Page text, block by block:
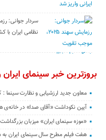
نظامی ایران
بروزترین خبر سینمای
معاون جدید ارزشیابی و نظارت سینما
آیین نکوداشت «آقای صدا» در خانه‌ی
«موزه سینمای ایران» میزبان
هفت فیلم مطرح سال سینمای ایران به